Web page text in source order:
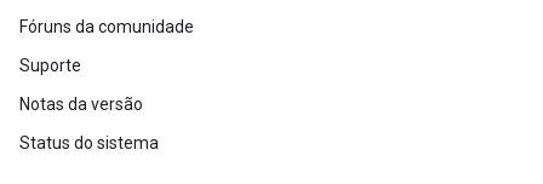
Fóruns da comunidade
Suporte
Notas da versão
Status do sistema